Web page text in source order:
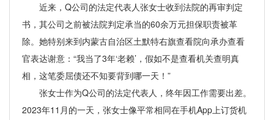
近来，Q公司的法定代表人张女士收到法院的再审判定
书，其公司之前被法院判定承当的60余万元担保职责被革
除。她特别来到内蒙古自治区土默特右旗查看院向承办查看
官表达谢意：“我当了3年‘老赖’，假如不是查看机关查明真
相，这笔委屈债还不知要背到哪一天！”
张女士作为Q公司的法定代表人，终年因工作需要出差。
2023年11月的一天，张女士像平常相同在手机App上订货机